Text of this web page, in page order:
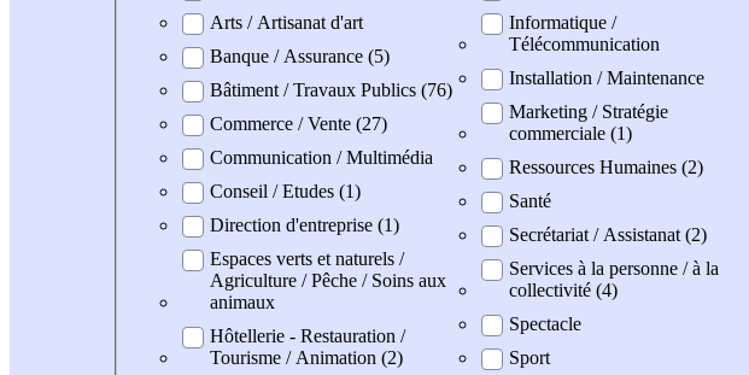
Arts / Artisanat d'art
Banque / Assurance (5)
Bâtiment / Travaux Publics (76)
Commerce / Vente (27)
Communication / Multimédia
Conseil / Etudes (1)
Direction d'entreprise (1)
Espaces verts et naturels /
Agriculture / Pêche / Soins aux
animaux
Hôtellerie - Restauration /
Tourisme / Animation (2)
Informatique /
Télécommunication
Installation / Maintenance
Marketing / Stratégie
commerciale (1)
Ressources Humaines (2)
Santé
Secrétariat / Assistanat (2)
Services à la personne / à la
collectivité (4)
Spectacle
Sport